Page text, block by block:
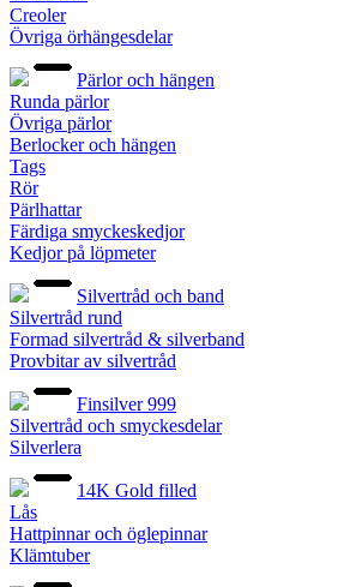
Creoler
Övriga örhängesdelar
Pärlor och hängen
Runda pärlor
Övriga pärlor
Berlocker och hängen
Tags
Rör
Pärlhattar
Färdiga smyckeskedjor
Kedjor på löpmeter
Silvertråd och band
Silvertråd rund
Formad silvertråd & silverband
Provbitar av silvertråd
Finsilver 999
Silvertråd och smyckesdelar
Silverlera
14K Gold filled
Lås
Hattpinnar och öglepinnar
Klämtuber